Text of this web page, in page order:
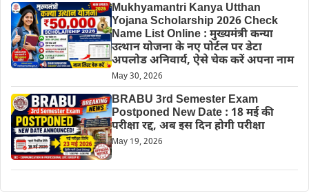
Mukhyamantri Kanya Utthan
Yojana Scholarship 2026 Check
Name List Online : मुख्यमंत्री कन्या
उत्थान योजना के नए पोर्टल पर डेटा
अपलोड अनिवार्य, ऐसे चेक करें अपना नाम
May 30, 2026
BRABU 3rd Semester Exam
Postponed New Date : 18 मई की
परीक्षा रद्द, अब इस दिन होगी परीक्षा
May 19, 2026